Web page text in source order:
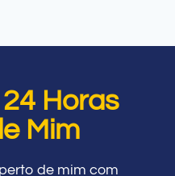
Horas
Mim
de mim com